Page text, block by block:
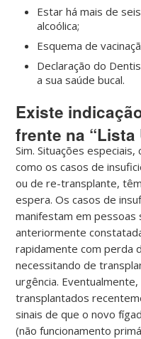
Estar há mais de
alcoólica;
Esquema de
Declaração do
a sua saúde bucal.
Existe
frente na “Lista
Sim. Situações
como os casos de
ou de re-transplante,
espera. Os casos de
manifestam em pessoas
anteriormente
rapidamente com perda
necessitando de
urgência.
transplantados
sinais de que o novo
(não funcionamento